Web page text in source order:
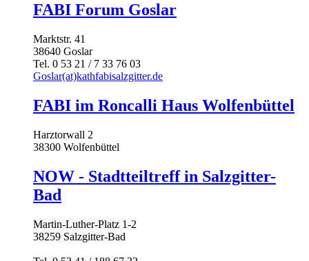
FABI Forum Goslar
Marktstr. 41
38640 Goslar
Tel. 0 53 21 / 7 33 76 03
Goslar(at)kathfabisalzgitter.de
FABI im Roncalli Haus Wolfenbüttel
Harztorwall 2
38300 Wolfenbüttel
NOW - Stadtteiltreff in Salzgitter-
Bad
Martin-Luther-Platz 1-2
38259 Salzgitter-Bad